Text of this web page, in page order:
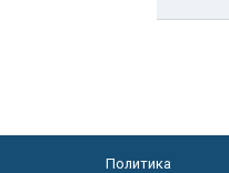
Политика